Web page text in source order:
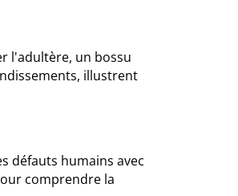
l'adultère, un bossu
illustrent
défauts humains avec
comprendre la